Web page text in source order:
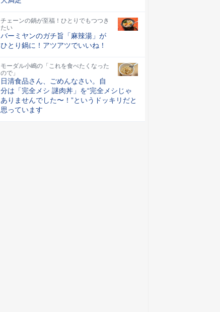
チェーンの鍋が至福！ひとりでもつつき
たい
バーミヤンのガチ旨「麻辣湯」が
ひとり鍋に！アツアツでいいね！
モーダル小嶋の「これを食べたくなった
ので」
日清食品さん、ごめんなさい。自
分は「完全メシ 謎肉丼」を“完全メシじゃ
ありませんでした〜！”というドッキリだと
思っています